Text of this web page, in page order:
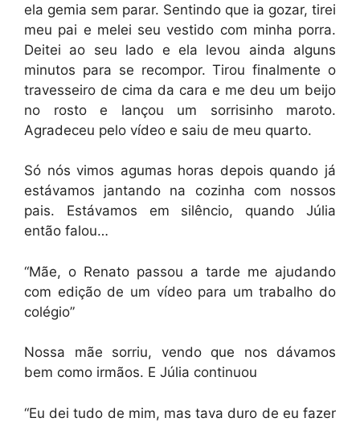
ela gemia sem parar. Sentindo que ia gozar, tirei
meu pai e melei seu vestido com minha porra.
Deitei ao seu lado e ela levou ainda alguns
minutos para se recompor. Tirou finalmente o
travesseiro de cima da cara e me deu um beijo
no rosto e lançou um sorrisinho maroto.
Agradeceu pelo vídeo e saiu de meu quarto.
Só nós vimos agumas horas depois quando já
estávamos jantando na cozinha com nossos
pais. Estávamos em silêncio, quando Júlia
então falou…
“Mãe, o Renato passou a tarde me ajudando
com edição de um vídeo para um trabalho do
colégio”
Nossa mãe sorriu, vendo que nos dávamos
bem como irmãos. E Júlia continuou
“Eu dei tudo de mim, mas tava duro de eu fazer